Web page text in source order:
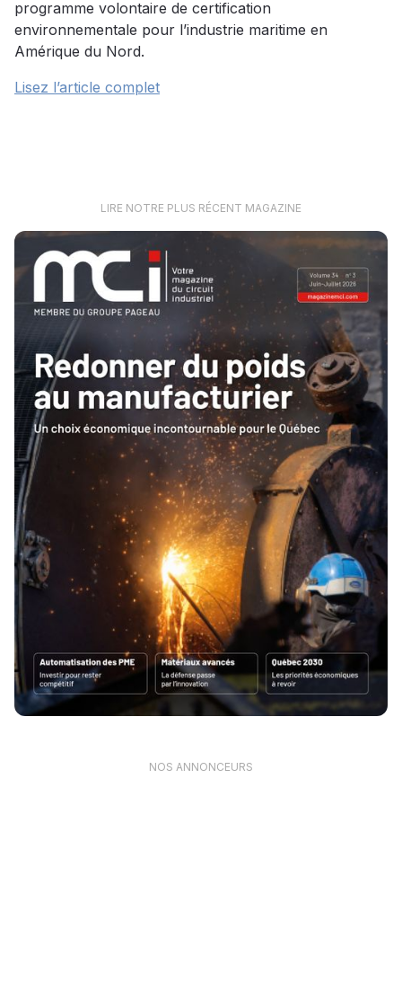
programme volontaire de certification
environnementale pour l’industrie maritime en
Amérique du Nord.
Lisez l’article complet
LIRE NOTRE PLUS RÉCENT MAGAZINE
NOS ANNONCEURS